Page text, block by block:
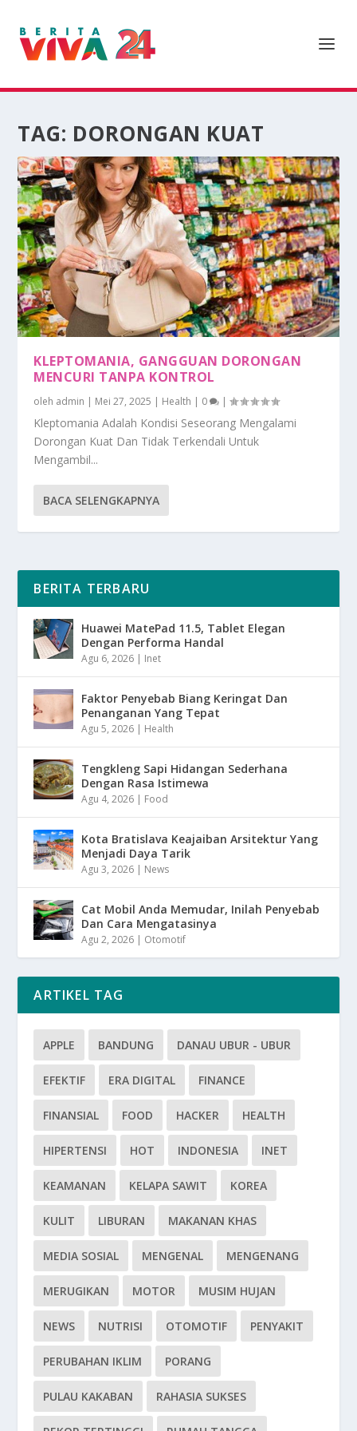
TAG: DORONGAN KUAT
KLEPTOMANIA, GANGGUAN DORONGAN
MENCURI TANPA KONTROL
oleh admin | Mei 27, 2025 | Health | 0 |
Kleptomania Adalah Kondisi Seseorang Mengalami
Dorongan Kuat Dan Tidak Terkendali Untuk
Mengambil...
BACA SELENGKAPNYA
BERITA TERBARU
Huawei MatePad 11.5, Tablet Elegan
Dengan Performa Handal
Agu 6, 2026 | Inet
Faktor Penyebab Biang Keringat Dan
Penanganan Yang Tepat
Agu 5, 2026 | Health
Tengkleng Sapi Hidangan Sederhana
Dengan Rasa Istimewa
Agu 4, 2026 | Food
Kota Bratislava Keajaiban Arsitektur Yang
Menjadi Daya Tarik
Agu 3, 2026 | News
Cat Mobil Anda Memudar, Inilah Penyebab
Dan Cara Mengatasinya
Agu 2, 2026 | Otomotif
ARTIKEL TAG
APPLE BANDUNG DANAU UBUR - UBUR
EFEKTIF ERA DIGITAL FINANCE
FINANSIAL FOOD HACKER HEALTH
HIPERTENSI HOT INDONESIA INET
KEAMANAN KELAPA SAWIT KOREA
KULIT LIBURAN MAKANAN KHAS
MEDIA SOSIAL MENGENAL MENGENANG
MERUGIKAN MOTOR MUSIM HUJAN
NEWS NUTRISI OTOMOTIF PENYAKIT
PERUBAHAN IKLIM PORANG
PULAU KAKABAN RAHASIA SUKSES